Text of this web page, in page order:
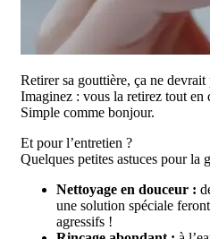
Retirer sa gouttière, ça ne
Imaginez : vous la retirez tout en
Simple comme bonjour.
Et pour l’entretien ?
Quelques petites astuces pour la
Nettoyage en douceur :
une solution spéciale
agressifs !